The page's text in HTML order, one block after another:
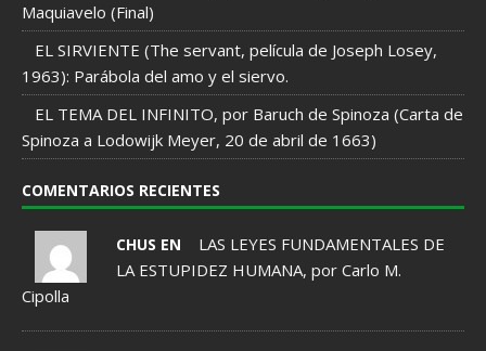
Maquiavelo (Final)
EL SIRVIENTE (The servant, película de Joseph Losey,
1963): Parábola del amo y el siervo.
EL TEMA DEL INFINITO, por Baruch de Spinoza (Carta de
Spinoza a Lodowijk Meyer, 20 de abril de 1663)
COMENTARIOS RECIENTES
CHUS EN
LAS LEYES FUNDAMENTALES DE
LA ESTUPIDEZ HUMANA, por Carlo M.
Cipolla